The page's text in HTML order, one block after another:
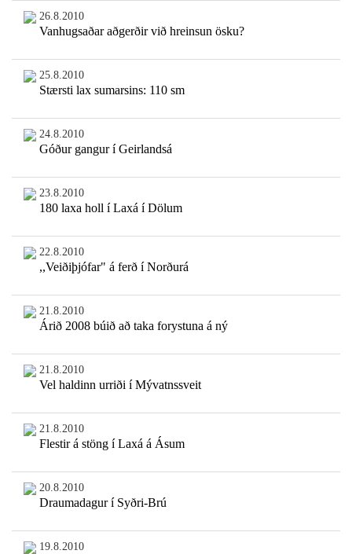
26.8.2010
Vanhugsaðar aðgerðir við hreinsun ösku?
25.8.2010
Stærsti lax sumarsins: 110 sm
24.8.2010
Góður gangur í Geirlandsá
23.8.2010
180 laxa holl í Laxá í Dölum
22.8.2010
,,Veiðiþjófar" á ferð í Norðurá
21.8.2010
Árið 2008 búið að taka forystuna á ný
21.8.2010
Vel haldinn urriði í Mývatnssveit
21.8.2010
Flestir á stöng í Laxá á Ásum
20.8.2010
Draumadagur í Syðri-Brú
19.8.2010